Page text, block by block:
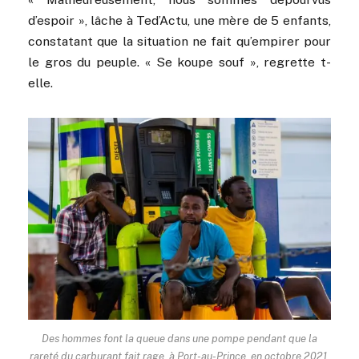
d’espoir », lâche à Ted’Actu, une mère de 5 enfants,
constatant que la situation ne fait qu’empirer pour
le gros du peuple. « Se koupe souf », regrette t-
elle.
Des hommes font la queue dans une pompe pendant que la
rareté du carburant fait rage, à Port-au-Prince, en octobre 2021.